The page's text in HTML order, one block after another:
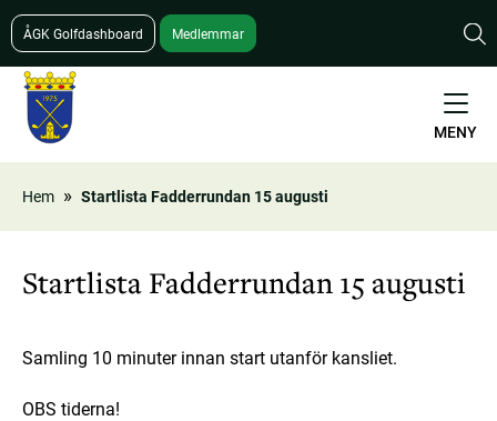
Hoppa
till
huvudinnehåll
ÅGK Golfdashboard Medlemmar
MENY
Hem Startlista Fadderrundan 15 augusti
Startlista Fadderrundan 15 augusti
Samling 10 minuter innan start utanför kansliet.
OBS tiderna!